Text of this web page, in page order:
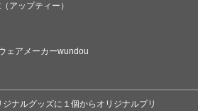
アップティー）
ェアメーカーwundou
ナルグッズに１個からオリジナルプリ